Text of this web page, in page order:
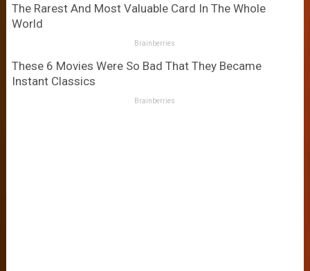
The Rarest And Most Valuable Card In The Whole
World
Brainberries
These 6 Movies Were So Bad That They Became
Instant Classics
Brainberries